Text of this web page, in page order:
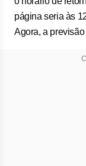
página seria às
Agora, a